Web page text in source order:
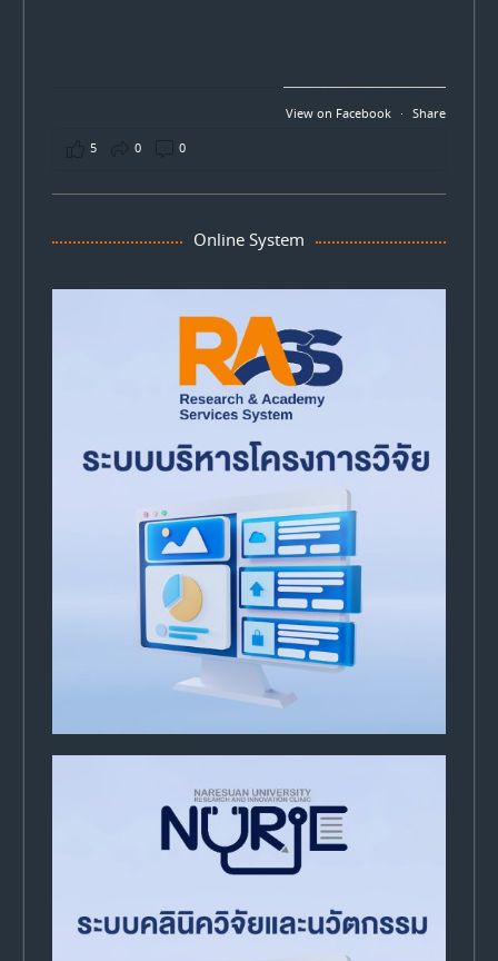
View on Facebook · Share
5
0 0
Online System